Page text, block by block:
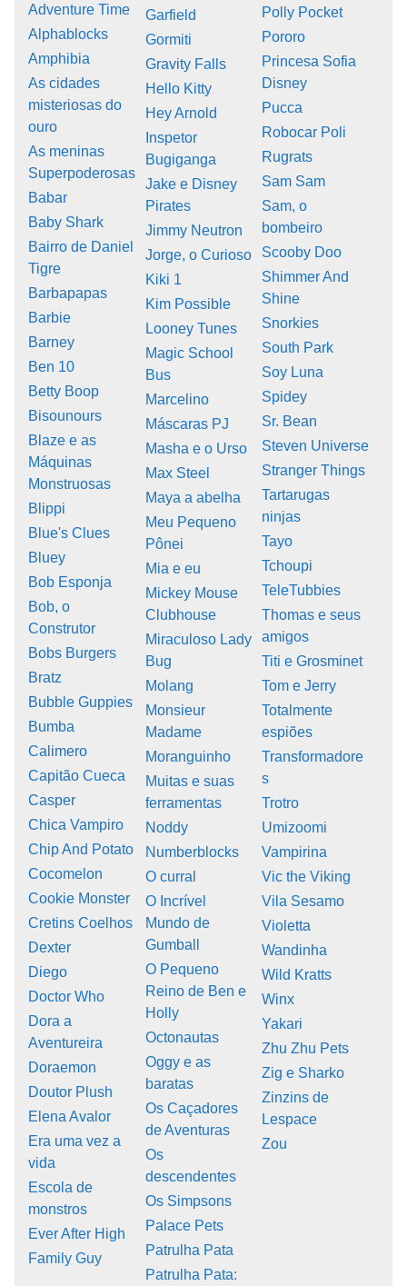
Adventure Time
Alphablocks
Amphibia
As cidades
misteriosas do
ouro
As meninas
Superpoderosas
Babar
Baby Shark
Bairro de Daniel
Tigre
Barbapapas
Barbie
Barney
Ben 10
Betty Boop
Bisounours
Blaze e as
Máquinas
Monstruosas
Blippi
Blue's Clues
Bluey
Bob Esponja
Bob, o
Construtor
Bobs Burgers
Bratz
Bubble Guppies
Bumba
Calimero
Capitão Cueca
Casper
Chica Vampiro
Chip And Potato
Cocomelon
Cookie Monster
Cretins Coelhos
Dexter
Diego
Doctor Who
Dora a
Aventureira
Doraemon
Doutor Plush
Elena Avalor
Era uma vez a
vida
Escola de
monstros
Ever After High
Family Guy
Garfield
Gormiti
Gravity Falls
Hello Kitty
Hey Arnold
Inspetor
Bugiganga
Jake e Disney
Pirates
Jimmy Neutron
Jorge, o Curioso
Kiki 1
Kim Possible
Looney Tunes
Magic School
Bus
Marcelino
Máscaras PJ
Masha e o Urso
Max Steel
Maya a abelha
Meu Pequeno
Pônei
Mia e eu
Mickey Mouse
Clubhouse
Miraculoso Lady
Bug
Molang
Monsieur
Madame
Moranguinho
Muitas e suas
ferramentas
Noddy
Numberblocks
O curral
O Incrível
Mundo de
Gumball
O Pequeno
Reino de Ben e
Holly
Octonautas
Oggy e as
baratas
Os Caçadores
de Aventuras
Os
descendentes
Os Simpsons
Palace Pets
Patrulha Pata
Patrulha Pata:
Polly Pocket
Pororo
Princesa Sofia
Disney
Pucca
Robocar Poli
Rugrats
Sam Sam
Sam, o
bombeiro
Scooby Doo
Shimmer And
Shine
Snorkies
South Park
Soy Luna
Spidey
Sr. Bean
Steven Universe
Stranger Things
Tartarugas
ninjas
Tayo
Tchoupi
TeleTubbies
Thomas e seus
amigos
Titi e Grosminet
Tom e Jerry
Totalmente
espiões
Transformadore
s
Trotro
Umizoomi
Vampirina
Vic the Viking
Vila Sesamo
Violetta
Wandinha
Wild Kratts
Winx
Yakari
Zhu Zhu Pets
Zig e Sharko
Zinzins de
Lespace
Zou